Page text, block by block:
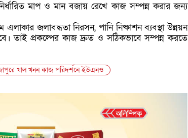
মাপ ও মান বজায় রেখে কাজ সম্পন্ন করার জন্য
জলাবদ্ধতা নিরসন, পানি নিষ্কাশন ব্যবস্থা উন্নয়ন
তাই প্রকল্পের কাজ দ্রুত ও সঠিকভাবে সম্পন্ন করতে
খাল খনন কাজ পরিদর্শনে ইউএনও